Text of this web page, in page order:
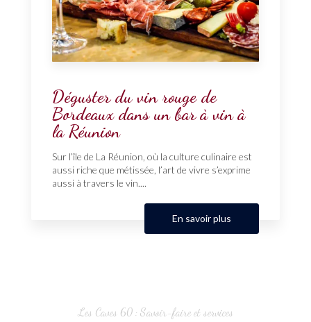
Déguster du vin rouge de
Bordeaux dans un bar à vin à
la Réunion
Sur l’île de La Réunion, où la culture culinaire est
aussi riche que métissée, l’art de vivre s’exprime
aussi à travers le vin....
En savoir plus
Les Caves 60 : Savoir-faire et services